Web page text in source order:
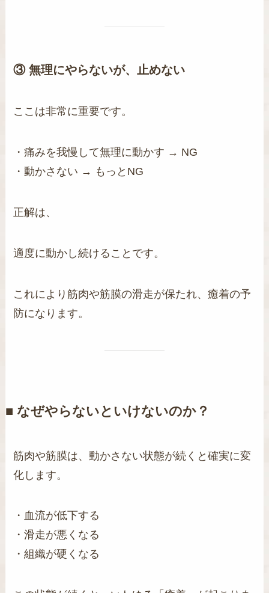
③ 無理にやらないが、止めない
ここは非常に重要です。
・痛みを我慢して無理に動かす → NG
・動かさない → もっとNG
正解は、
適度に動かし続けることです。
これにより筋肉や筋膜の滑走が保たれ、癒着の予
防になります。
■ なぜやらないといけないのか？
筋肉や筋膜は、動かさない状態が続くと確実に変
化します。
・血流が低下する
・滑走が悪くなる
・組織が硬くなる